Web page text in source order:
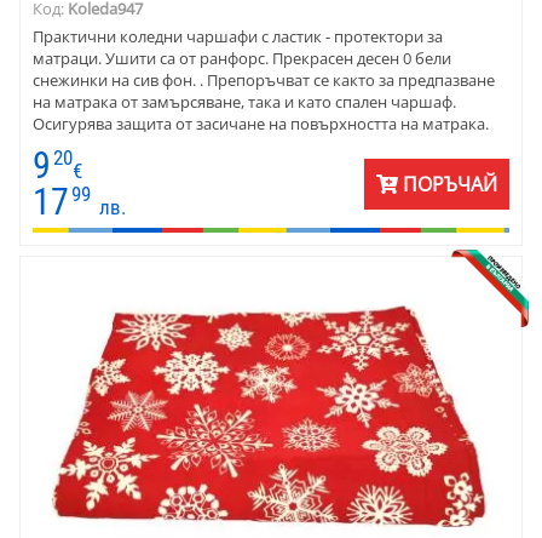
Код: Koleda947
Практични коледни чаршафи с ластик - протектори за
матраци. Ушити са от ранфорс. Прекрасен десен 0 бели
снежинки на сив фон. . Препоръчват се както за предпазване
на матрака от замърсяване, така и като спален чаршаф.
Осигурява защита от засичане на повърхността на матрака.
9 20
€
1799
лв.
ПОРЪЧАЙ